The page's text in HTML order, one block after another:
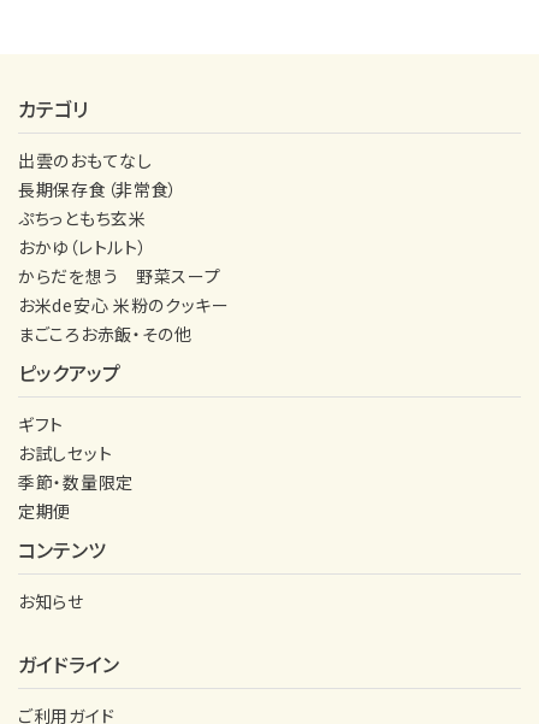
カテゴリ
出雲のおもてなし
長期保存食（非常食）
ぷちっともち玄米
おかゆ（レトルト）
からだを想う 野菜スープ
お米de安心 米粉のクッキー
まごころお赤飯・その他
ピックアップ
ギフト
お試しセット
季節・数量限定
定期便
コンテンツ
お知らせ
ガイドライン
ご利用ガイド